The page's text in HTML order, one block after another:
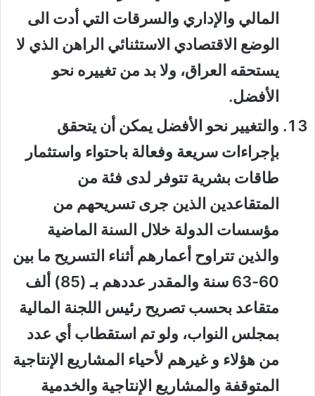
المالي والإداري والسرقات التي أدت الى
الوضع الاقتصادي الاستثنائي الراهن الذي لا
يستحقه العراق، ولا بد من تغييره نحو
الأفضل.
والتغيير نحو الأفضل يمكن أن يتحقق
بإجراءات سريعة وفعالة باحتواء واستثمار
طاقات بشرية تتوفر لدى فئة من
المتقاعدين الذين جرى تسريحهم من
مؤسسات الدولة خلال السنة الماضية
والذين تتراوح أعمارهم أثناء التسريح ما بين
60-63 سنة والمقدر عددهم بـ (85) ألف
متقاعد بحسب تصريح رئيس اللجنة المالية
بمجلس النواب، ولو تم استقطاب أي عدد
من هؤلاء و غيرهم لأحياء المشاريع الإنتاجية
المتوقفة والمشاريع الإنتاجية والخدمية